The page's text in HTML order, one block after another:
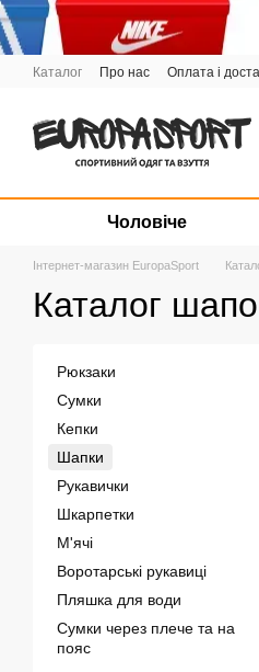
Перейти до основного контенту
Каталог Про нас Оплата і
Чоловіче
Інтернет-магазин EuropaSport
Каталог
Рюкзаки
Сумки
Кепки
Шапки
Рукавички
Шкарпетки
М'ячі
Воротарські рукавиці
Пляшка для води
Сумки через плече та на
пояс